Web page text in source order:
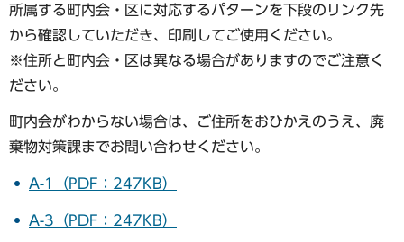
所属する町内会・区に対応するパターンを下段のリンク先
から確認していただき、印刷してご使用ください。
※住所と町内会・区は異なる場合がありますのでご注意く
ださい。
町内会がわからない場合は、ご住所をおひかえのうえ、廃
棄物対策課までお問い合わせください。
A-1（PDF：247KB）
A-3（PDF：247KB）